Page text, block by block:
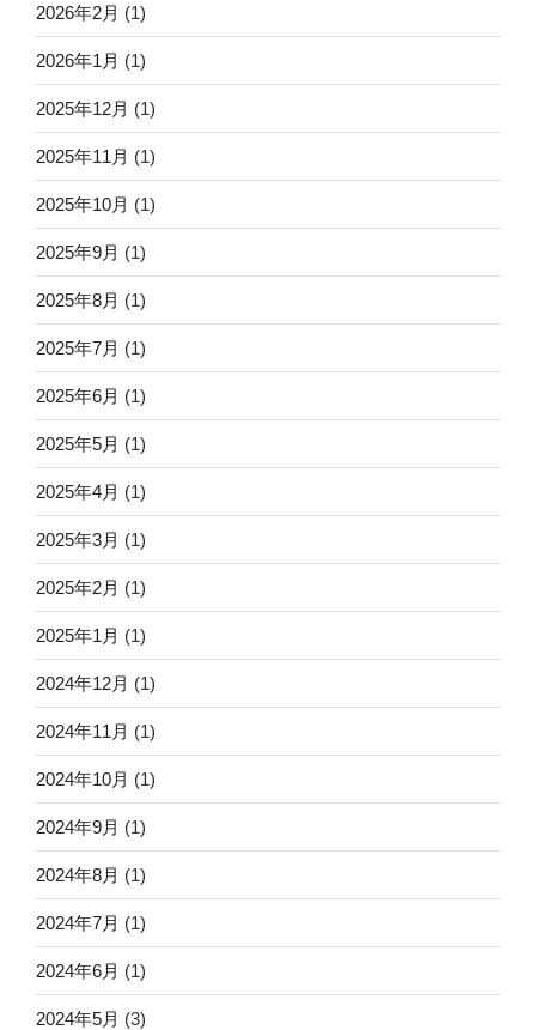
2026年2月 (1)
2026年1月 (1)
2025年12月 (1)
2025年11月 (1)
2025年10月 (1)
2025年9月 (1)
2025年8月 (1)
2025年7月 (1)
2025年6月 (1)
2025年5月 (1)
2025年4月 (1)
2025年3月 (1)
2025年2月 (1)
2025年1月 (1)
2024年12月 (1)
2024年11月 (1)
2024年10月 (1)
2024年9月 (1)
2024年8月 (1)
2024年7月 (1)
2024年6月 (1)
2024年5月 (3)